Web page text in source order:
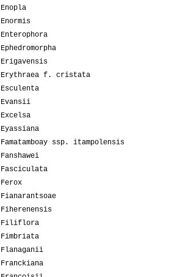
Enopla
Enormis
Enterophora
Ephedromorpha
Erigavensis
Erythraea f. cristata
Esculenta
Evansii
Excelsa
Eyassiana
Famatamboay ssp. itampolensis
Fanshawei
Fasciculata
Ferox
Fianarantsoae
Fiherenensis
Filiflora
Fimbriata
Flanaganii
Franckiana